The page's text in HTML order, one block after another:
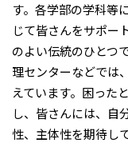
す。各学部の学科等
じて皆さんをサポー
のよい伝統のひとつ
理センターなどでは
えています。困った
し、皆さんには、自
性、主体性を期待し